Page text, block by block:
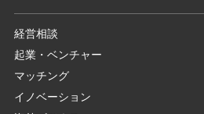
経営相談
起業・ベンチャー
マッチング
イノベーション